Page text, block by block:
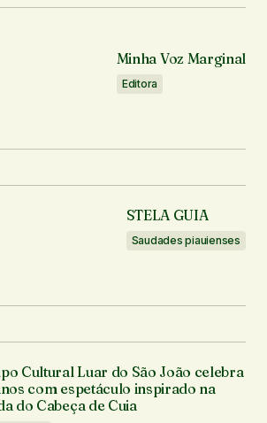
Minha Voz Marginal
Editora
STELA GUIA
Saudades piauienses
Cultural Luar do São João celebra
com espetáculo inspirado na
do Cabeça de Cuia